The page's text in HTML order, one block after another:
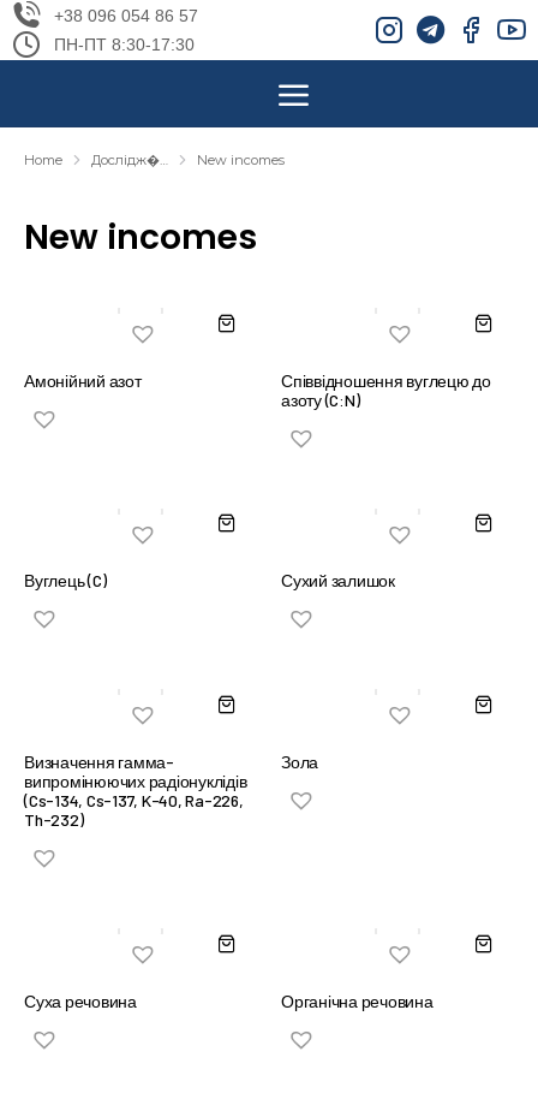
+38 096 054 86 57
ПН-ПТ 8:30-17:30
New incomes
You are here:
Home Дослідж�… New incomes
Амонійний азот
Співвідношення вуглецю до
азоту (C:N)
Вуглець (C) Сухий залишок
Визначення гамма-
випромінюючих радіонуклідів
(Cs-134, Cs-137, K-40, Ra-226,
Th-232)
Зола
Суха речовина Органічна речовина